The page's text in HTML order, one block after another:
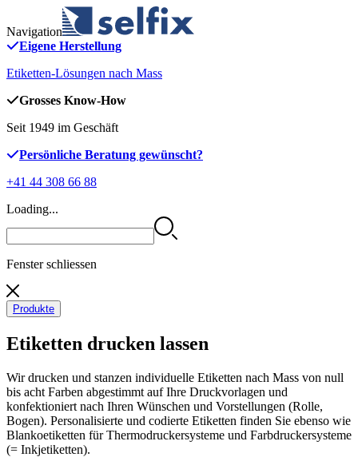
Navigation
Eigene Herstellung
Etiketten-Lösungen nach Mass
Grosses Know-How
Seit 1949 im Geschäft
Persönliche Beratung gewünscht?
+41 44 308 66 88
Loading...
Fenster schliessen
Produkte
Etiketten drucken lassen
Wir drucken und stanzen individuelle Etiketten nach Mass von null
bis acht Farben abgestimmt auf Ihre Druckvorlagen und
konfektioniert nach Ihren Wünschen und Vorstellungen (Rolle,
Bogen). Personalisierte und codierte Etiketten finden Sie ebenso wie
Blankoetiketten für Thermodruckersysteme und Farbdruckersysteme
(= Inkjetiketten).